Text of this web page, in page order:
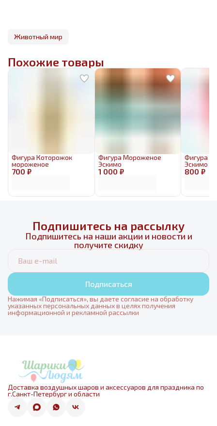
Животный мир
Похожие товары
700 ₽
Фигура Которожок
мороженое
1 000 ₽
Фигура Мороженое
Эскимо
800 ₽
Фигура
Эскимо
Подпишитесь на рассылку
Подпишитесь на наши акции и новости и
получите скидку
Подписаться
Нажимая «Подписаться», вы даете согласие на обработку
указанных персональных данных в целях получения
информационной и рекламной рассылки
Доставка воздушных шаров и аксессуаров для праздника по
г.Санкт-Петербург и области